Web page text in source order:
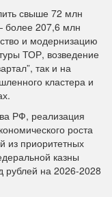
свыше 72 млн
более 207,6 млн
и модернизацию
ТОР, возведение
так и на
кластера и
РФ, реализация
роста
из приоритетных
казны
рублей на 2026-2028